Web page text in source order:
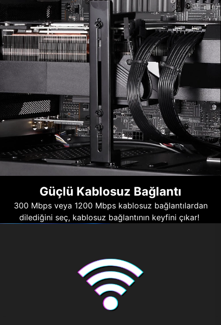
Güçlü Kablosuz Bağlantı
300 Mbps veya 1200 Mbps kablosuz bağlantılardan
dilediğini seç, kablosuz bağlantının keyfini çıkar!